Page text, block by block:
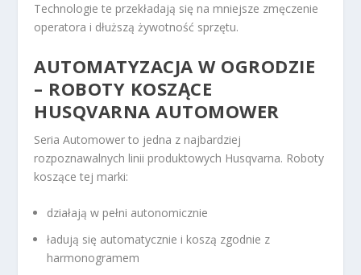
Technologie te przekładają się na mniejsze zmęczenie
operatora i dłuższą żywotność sprzętu.
AUTOMATYZACJA W OGRODZIE
– ROBOTY KOSZĄCE
HUSQVARNA AUTOMOWER
Seria Automower to jedna z najbardziej
rozpoznawalnych linii produktowych Husqvarna. Roboty
koszące tej marki:
działają w pełni autonomicznie
ładują się automatycznie i koszą zgodnie z
harmonogramem